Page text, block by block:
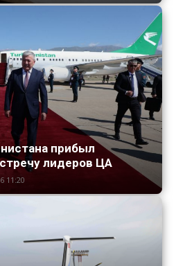
прибыл
лидеров ЦА
11:20